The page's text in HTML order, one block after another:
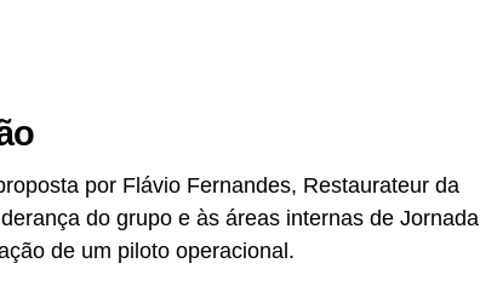
por Flávio Fernandes, Restaurateur da
do grupo e às áreas internas de Jornada
de um piloto operacional.